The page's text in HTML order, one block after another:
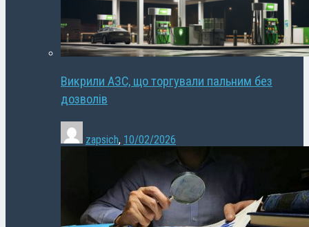
Викрили АЗС, що торгували пальним без
дозволів
zapsich, 10/02/2026